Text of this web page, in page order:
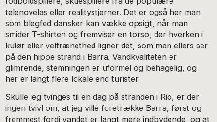
telenovelas eller realitystjerner. Det er også her man
som blegfed dansker kan vække opsigt, når man
smider T-shirten og fremviser en torso, der hverken i
kulør eller veltrænethed ligner det, som man ellers ser
på den hippe strand i Barra. Vandkvaliteten er
glimrende, stemningen er uformel og behagelig, og
her er langt flere lokale end turister.
Skulle jeg tvinges til en dag på stranden i Rio, er der
ingen tvivl om, at jeg ville foretrække Barra, først og
fremmest fordi vandet er langt mere indbydende, og at